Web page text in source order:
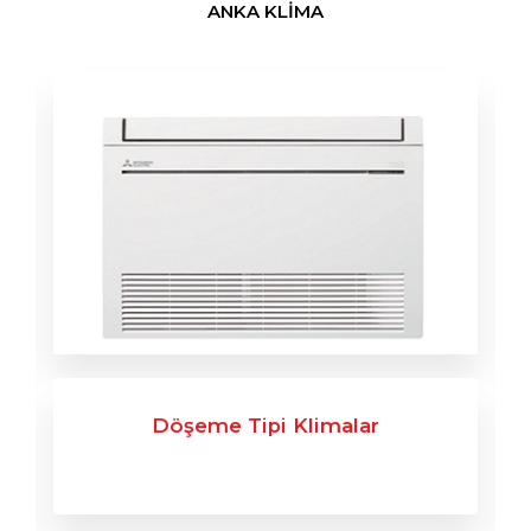
ANKA KLİMA
Döşeme Tipi Klimalar